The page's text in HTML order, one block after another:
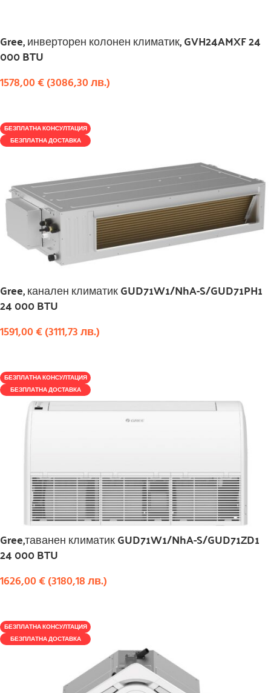
Gree, инверторен колонен климатик, GVH24AMXF 24
000 BTU
1578,00€(3086,30лв.)
БЕЗПЛАТНА КОНСУЛТАЦИЯ
БЕЗПЛАТНА ДОСТАВКА
Gree, канален климатик GUD71W1/NhA-S/GUD71PH1
24 000 BTU
1591,00€(3111,73лв.)
БЕЗПЛАТНА КОНСУЛТАЦИЯ
БЕЗПЛАТНА ДОСТАВКА
Gree,таванен климатик GUD71W1/NhA-S/GUD71ZD1
24 000 BTU
1626,00€(3180,18лв.)
БЕЗПЛАТНА КОНСУЛТАЦИЯ
БЕЗПЛАТНА ДОСТАВКА